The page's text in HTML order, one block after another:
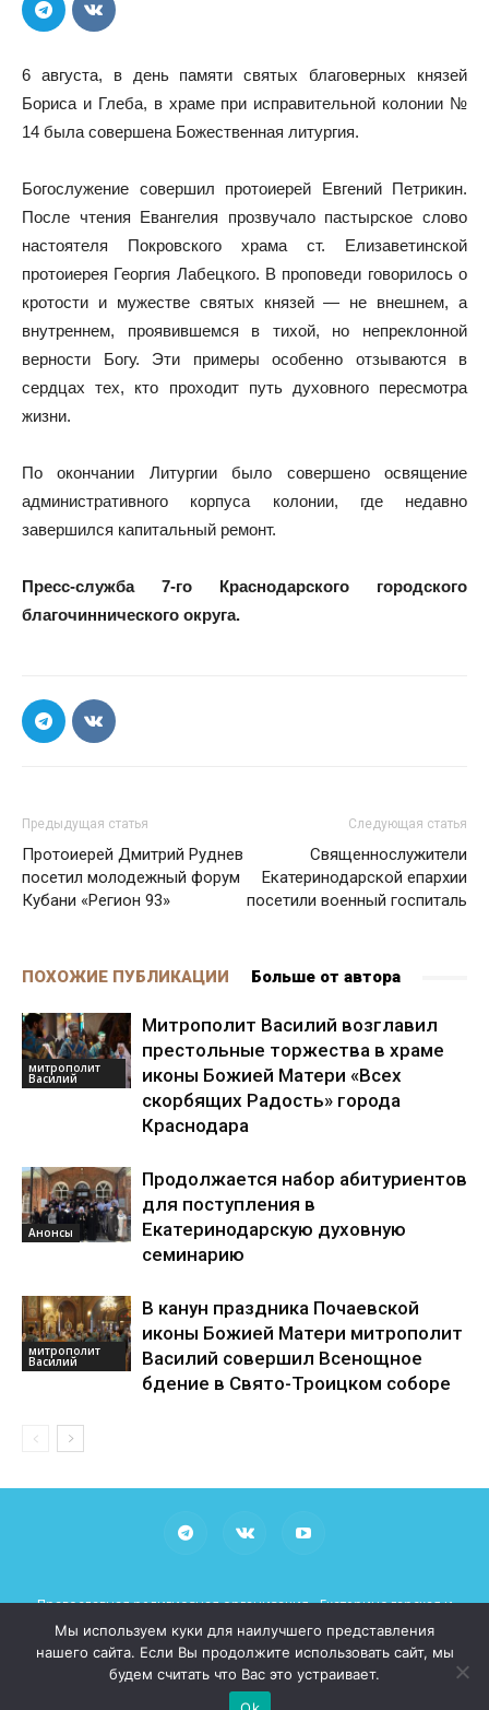
6 августа, в день памяти святых благоверных князей
Бориса и Глеба, в храме при исправительной колонии №
14 была совершена Божественная литургия.
Богослужение совершил протоиерей Евгений Петрикин.
После чтения Евангелия прозвучало пастырское слово
настоятеля Покровского храма ст. Елизаветинской
протоиерея Георгия Лабецкого. В проповеди говорилось о
кротости и мужестве святых князей — не внешнем, а
внутреннем, проявившемся в тихой, но непреклонной
верности Богу. Эти примеры особенно отзываются в
сердцах тех, кто проходит путь духовного пересмотра
жизни.
По окончании Литургии было совершено освящение
административного корпуса колонии, где недавно
завершился капитальный ремонт.
Пресс-служба 7-го Краснодарского городского
благочиннического округа.
Предыдущая статья
Протоиерей Дмитрий Руднев
посетил молодежный форум
Кубани «Регион 93»
Следующая статья
Священнослужители
Екатеринодарской епархии
посетили военный госпиталь
ПОХОЖИЕ ПУБЛИКАЦИИ Больше от автора
митрополит
Василий
Митрополит Василий возглавил
престольные торжества в храме
иконы Божией Матери «Всех
скорбящих Радость» города
Краснодара
Анонсы
Продолжается набор абитуриентов
для поступления в
Екатеринодарскую духовную
семинарию
митрополит
Василий
В канун праздника Почаевской
иконы Божией Матери митрополит
Василий совершил Всенощное
бдение в Свято-Троицком соборе
Православная религиозная организация «Екатеринодарская и
Кубанская Епархия Русской Православной Церкви (Московский
Патриархат)»
При использовании материалов просьба указывать рабочие
ссылки на сайт mitropoliakuban.ru
Мы используем куки для наилучшего представления
нашего сайта. Если Вы продолжите использовать сайт, мы
будем считать что Вас это устраивает.